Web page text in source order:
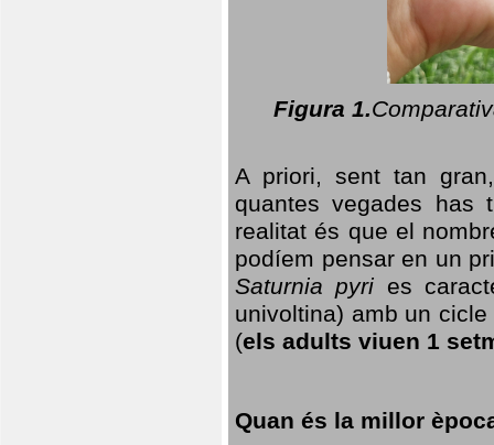
Figura 1.
A priori, sent tan
quantes vegades has
realitat és que el
podíem pensar en un
Saturnia pyri es
univoltina) amb un
(els adults viuen 1
Quan és la millor